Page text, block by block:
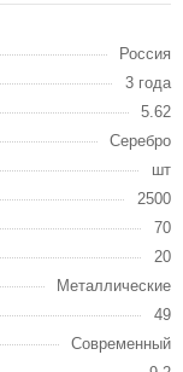
Россия
3 года
5.62
Серебро
шт
2500
70
20
Металлические
49
Современный